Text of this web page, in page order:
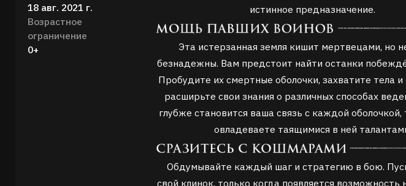
18 авг. 2021 г.
Возрастное
ограничение
0+
истинное предназначение.
Эта истерзанная земля кишит мертвецами, но
безнадежны. Вам предстоит найти останки
Пробудите их смертные оболочки, захватите тела
расширьте свои знания о различных способах
глубже становится ваша связь с каждой
овладеваете таящимися в ней
Обдумывайте каждый шаг и стратегию в бою.
свой клинок, только когда появляется возможность